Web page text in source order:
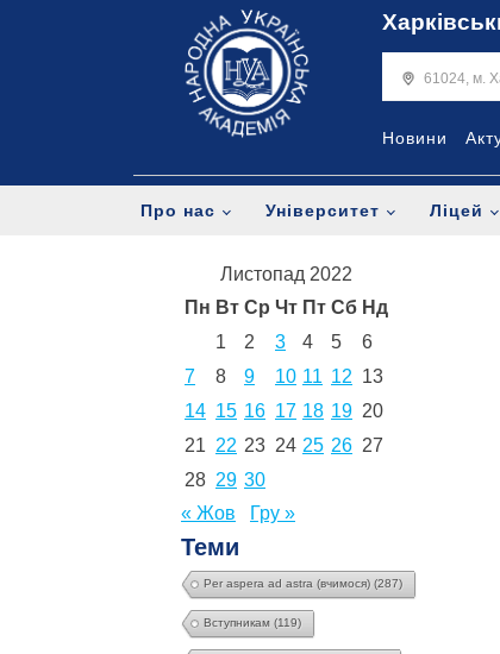
61024, м.
Новини
Про нас Університет Ліцей
Листопад 2022
Пн Вт Ср Чт Пт Сб Нд
1
2 3 4 5
6
7
8 9 10 11 12 13
14 15 16 17 18 19 20
21 22 23 24 25 26 27
28 29 30
« Жов
Гру »
Теми
Per aspera ad astra (вчимося) (287)
Вступникам (119)